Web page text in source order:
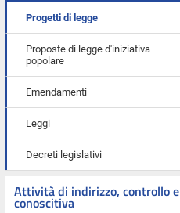
Progetti di legge
Proposte di legge d'iniziativa
popolare
Emendamenti
Leggi
Decreti legislativi
Attività di indirizzo, controllo e
conoscitiva